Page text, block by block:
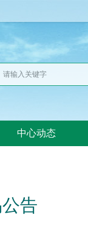
中心动态
告